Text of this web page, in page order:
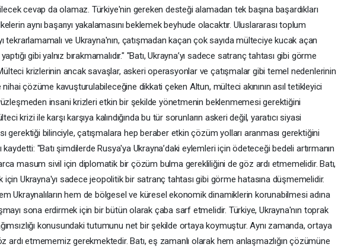
cevap da olamaz. Türkiye'nin gereken desteği alamadan tek başına başardıkları
aynı başarıyı yakalamasını beklemek beyhude olacaktır. Uluslararası toplum
tekrarlamamalı ve Ukrayna'nın, çatışmadan kaçan çok sayıda mülteciye kucak açan
gibi yalnız bırakmamalıdır." "Batı, Ukrayna’yı sadece satranç tahtası gibi görme
krizlerinin ancak savaşlar, askeri operasyonlar ve çatışmalar gibi temel nedenlerinin
nihai çözüme kavuşturulabileceğine dikkati çeken Altun, mülteci akınının asıl tetikleyici
insani krizleri etkin bir şekilde yönetmenin beklenmemesi gerektiğini
krizi ile karşı karşıya kalındığında bu tür sorunların askeri değil, yaratıcı siyasi
gerektiği bilinciyle, çatışmalara hep beraber etkin çözüm yolları aranması gerektiğini
kaydetti: "Batı şimdilerde Rusya'ya Ukrayna’daki eylemleri için ödeteceği bedeli artırmanın
masum sivil için diplomatik bir çözüm bulma gerekliliğini de göz ardı etmemelidir. Batı,
için Ukrayna'yı sadece jeopolitik bir satranç tahtası gibi görme hatasına düşmemelidir.
Ukraynalıların hem de bölgesel ve küresel ekonomik dinamiklerin korunabilmesi adına
sona erdirmek için bir bütün olarak çaba sarf etmelidir. Türkiye, Ukrayna'nın toprak
konusundaki tutumunu net bir şekilde ortaya koymuştur. Aynı zamanda, ortaya
ardı etmememiz gerekmektedir. Batı, eş zamanlı olarak hem anlaşmazlığın çözümüne